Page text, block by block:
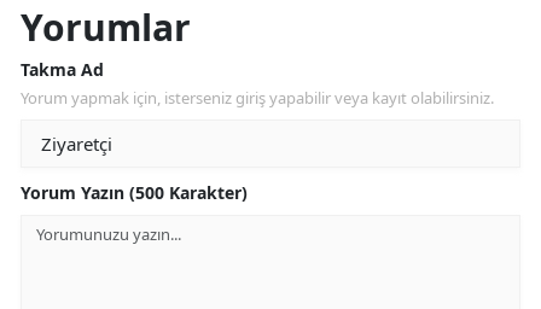
Yorumlar
Takma Ad
Yorum yapmak için, isterseniz giriş yapabilir veya kayıt olabilirsiniz.
Yorum Yazın (500 Karakter)